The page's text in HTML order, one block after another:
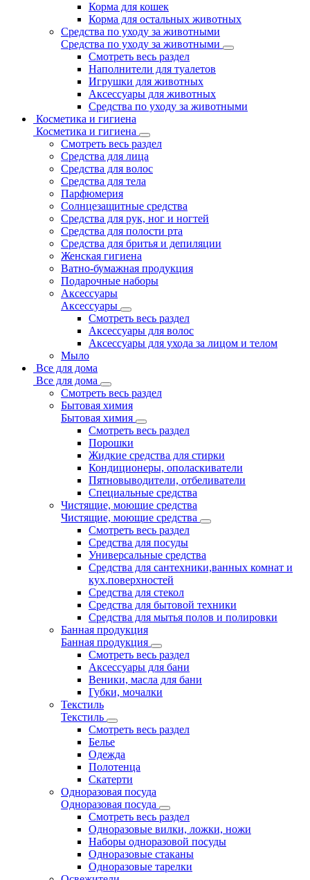
Корма для кошек
Корма для остальных животных
Средства по уходу за животными
Средства по уходу за животными
Смотреть весь раздел
Наполнители для туалетов
Игрушки для животных
Аксессуары для животных
Средства по уходу за животными
Косметика и гигиена
Косметика и гигиена
Смотреть весь раздел
Средства для лица
Средства для волос
Средства для тела
Парфюмерия
Солнцезащитные средства
Средства для рук, ног и ногтей
Средства для полости рта
Средства для бритья и депиляции
Женская гигиена
Ватно-бумажная продукция
Подарочные наборы
Аксессуары
Аксессуары
Смотреть весь раздел
Аксессуары для волос
Аксессуары для ухода за лицом и телом
Мыло
Все для дома
Все для дома
Смотреть весь раздел
Бытовая химия
Бытовая химия
Смотреть весь раздел
Порошки
Жидкие средства для стирки
Кондиционеры, ополаскиватели
Пятновыводители, отбеливатели
Специальные средства
Чистящие, моющие средства
Чистящие, моющие средства
Смотреть весь раздел
Средства для посуды
Универсальные средства
Средства для сантехники,ванных комнат и
кух.поверхностей
Средства для стекол
Средства для бытовой техники
Средства для мытья полов и полировки
Банная продукция
Банная продукция
Смотреть весь раздел
Аксессуары для бани
Веники, масла для бани
Губки, мочалки
Текстиль
Текстиль
Смотреть весь раздел
Белье
Одежда
Полотенца
Скатерти
Одноразовая посуда
Одноразовая посуда
Смотреть весь раздел
Одноразовые вилки, ложки, ножи
Наборы одноразовой посуды
Одноразовые стаканы
Одноразовые тарелки